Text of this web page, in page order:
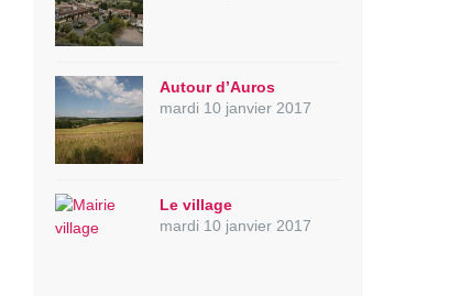
Autour d’Auros
mardi 10 janvier 2017
Le village
mardi 10 janvier 2017